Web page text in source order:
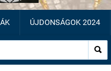
ÚJDONSÁGOK 2024
